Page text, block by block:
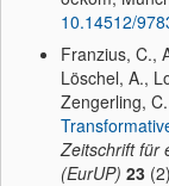
10.14512/
Franzius, C.,
Löschel, A.,
Zengerling,
Zeitschrift für
(EurUP) 23